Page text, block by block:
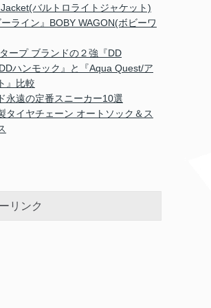
バルトロライトジャケット)
ーライン』BOBY WAGON(ボビーワ
ープ ブランドの２強『DD
ハンモック』と『Aqua Quest/ア
』比較
永遠の定番スニーカー10選
タイヤチェーン オートソック＆ス
リンク